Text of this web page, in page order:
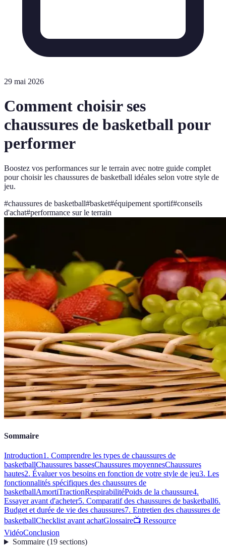
29 mai 2026
Comment choisir ses
chaussures de basketball pour
performer
Boostez vos performances sur le terrain avec notre guide complet
pour choisir les chaussures de basketball idéales selon votre style de
jeu.
#chaussures de basketball#basket#équipement sportif#conseils
d'achat#performance sur le terrain
Sommaire
Introduction1. Comprendre les types de chaussures de
basketballChaussures bassesChaussures moyennesChaussures
hautes2. Évaluer vos besoins en fonction de votre style de jeu3. Les
fonctionnalités spécifiques des chaussures de
basketballAmortiTractionRespirabilitéPoids de la chaussure4.
Essayer avant d'acheter5. Comparatif des chaussures de basketball6.
Budget et durée de vie des chaussures7. Entretien des chaussures de
basketballChecklist avant achatGlossaire📺 Ressource
VidéoConclusion
Sommaire(19 sections)